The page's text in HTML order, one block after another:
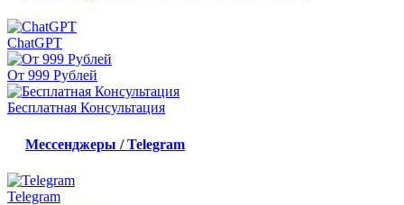
ChatGPT
От 999 Рублей
Бесплатная Консультация
Мессенджеры / Telegram
Telegram